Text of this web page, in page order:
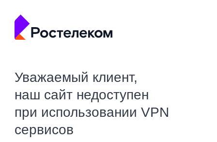
Уважаемый клиент,
наш сайт недоступен
при использовании VPN
сервисов